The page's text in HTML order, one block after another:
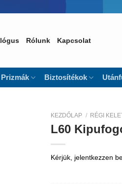
Rólunk Kapcsolat
Prizmák Biztosítékok
KEZDŐLAP / RÉGI
L60
Kérjük, jelentkezzen